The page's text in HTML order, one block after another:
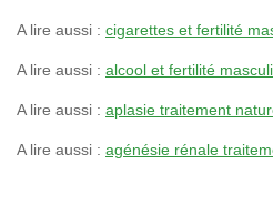
A lire aussi : cigarettes et fertilité
A lire aussi : alcool et fertilité
A lire aussi : aplasie traitement
A lire aussi : agénésie rénale